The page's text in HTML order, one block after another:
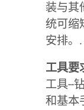
装与其
统可缩
安排。.
工具要
工具--
和基本